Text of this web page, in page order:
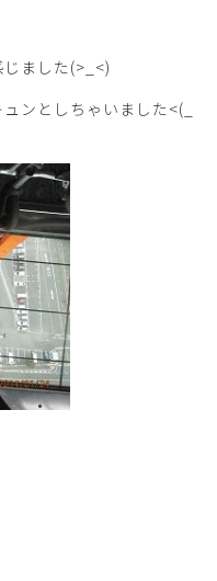
ました(>_<)
としちゃいました<(_